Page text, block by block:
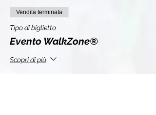
Vendita terminata
Tipo di biglietto
Evento WalkZone®
Scopri di più